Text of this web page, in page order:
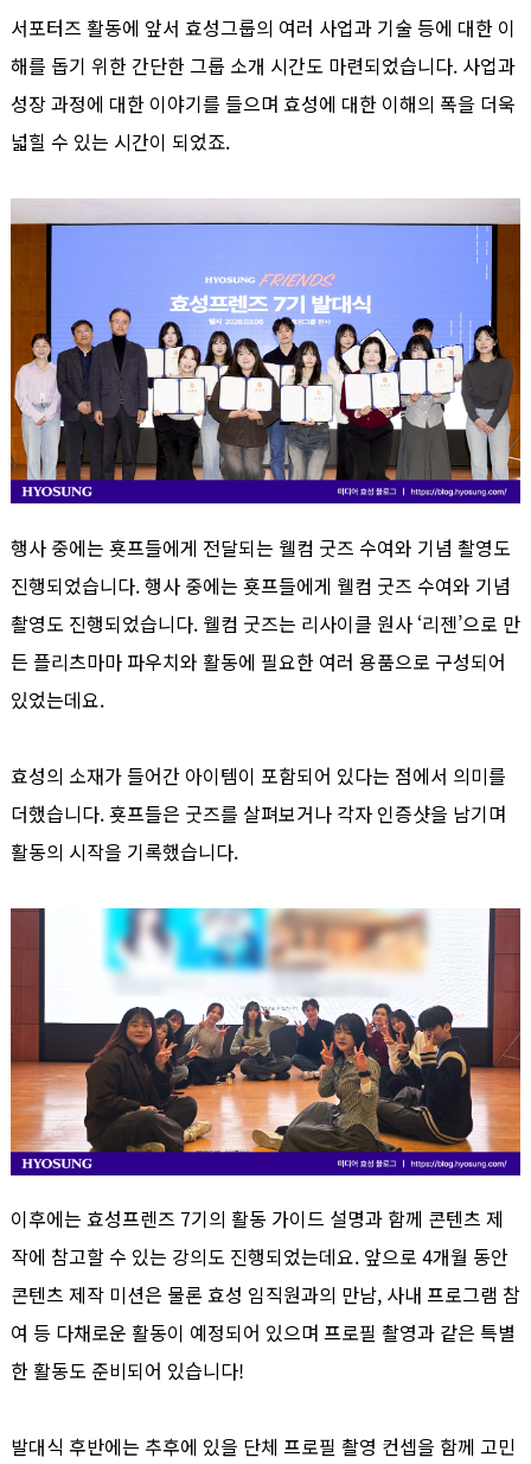
서포터즈 활동에 앞서 효성그룹의 여러 사업과 기술 등에 대한 이
해를 돕기 위한 간단한 그룹 소개 시간도 마련되었습니다. 사업과
성장 과정에 대한 이야기를 들으며 효성에 대한 이해의 폭을 더욱
넓힐 수 있는 시간이 되었죠.
행사 중에는 횻프들에게 전달되는 웰컴 굿즈 수여와 기념 촬영도
진행되었습니다. 행사 중에는 횻프들에게 웰컴 굿즈 수여와 기념
촬영도 진행되었습니다. 웰컴 굿즈는 리사이클 원사 ‘리젠’으로 만
든 플리츠마마 파우치와 활동에 필요한 여러 용품으로 구성되어
있었는데요.
효성의 소재가 들어간 아이템이 포함되어 있다는 점에서 의미를
더했습니다. 횻프들은 굿즈를 살펴보거나 각자 인증샷을 남기며
활동의 시작을 기록했습니다.
이후에는 효성프렌즈 7기의 활동 가이드 설명과 함께 콘텐츠 제
작에 참고할 수 있는 강의도 진행되었는데요. 앞으로 4개월 동안
콘텐츠 제작 미션은 물론 효성 임직원과의 만남, 사내 프로그램 참
여 등 다채로운 활동이 예정되어 있으며 프로필 촬영과 같은 특별
한 활동도 준비되어 있습니다!
발대식 후반에는 추후에 있을 단체 프로필 촬영 컨셉을 함께 고민